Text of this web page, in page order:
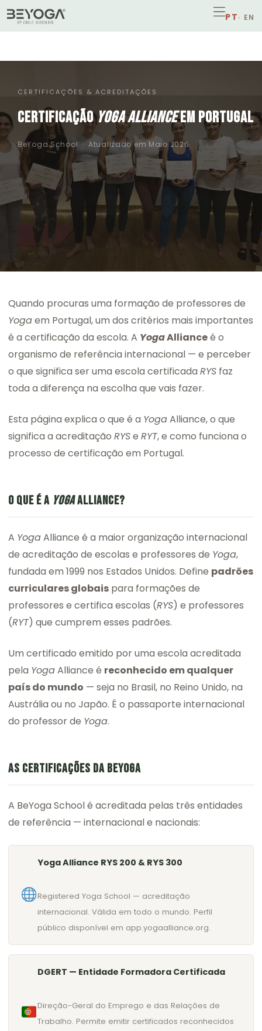
CERTIFICAÇÕES & ACREDITAÇÕES
CERTIFICAÇÃOYOGA ALLIANCEEM PORTUGAL
BeYoga School · Atualizado em Maio 2026
Quando procuras uma formação de professores de
Yogaem Portugal, um dos critérios mais importantes
é a certificação da escola. A YogaAllianceé o
organismo de referência internacional — e perceber
o que significa ser uma escola certificada RYS faz
toda a diferença na escolha que vais fazer.
Esta página explica o que é a YogaAlliance, o que
significa a acreditação RYSe RYT, e como funciona o
processo de certificação em Portugal.
O QUE É A YOGAALLIANCE?
A YogaAlliance é a maior organização internacional
de acreditação de escolas e professores de Yoga,
fundada em 1999 nos Estados Unidos. Define padrões
curriculares globais para formações de
professores e certifica escolas (RYS) e professores
(RYT) que cumprem esses padrões.
Um certificado emitido por uma escola acreditada
pela YogaAlliance é reconhecido em qualquer
país do mundo — seja no Brasil, no Reino Unido, na
Austrália ou no Japão. É o passaporte internacional
do professor de Yoga.
AS CERTIFICAÇÕES DA BEYOGA
A BeYoga School é acreditada pelas três entidades
de referência — internacional e nacionais:
Yoga Alliance RYS 200 & RYS 300
Registered Yoga School — acreditação
internacional. Válida em todo o mundo. Perfil
público disponível em app.yogaalliance.org.
DGERT — Entidade Formadora Certificada
Direção-Geral do Emprego e das Relações de
Trabalho. Permite emitir certificados reconhecidos